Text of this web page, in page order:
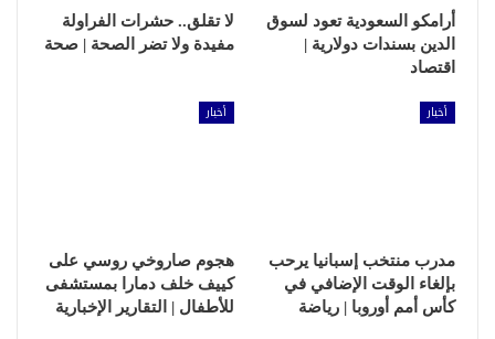
أرامكو السعودية تعود لسوق
الدين بسندات دولارية |
اقتصاد
لا تقلق.. حشرات الفراولة
مفيدة ولا تضر الصحة | صحة
أخبار
مدرب منتخب إسبانيا يرحب
بإلغاء الوقت الإضافي في
كأس أمم أوروبا | رياضة
أخبار
هجوم صاروخي روسي على
كييف خلف دمارا بمستشفى
للأطفال | التقارير الإخبارية